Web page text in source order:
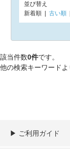
並び替え
新着順
古い順
該当件数0件です。
他の検索キーワードよ
▶︎ ご利用ガイド